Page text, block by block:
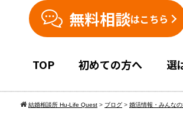
無料相談はこちら
TOP 初めての方へ 選
結婚相談所 Hu-Life Quest > ブログ > 婚活情報・みんな